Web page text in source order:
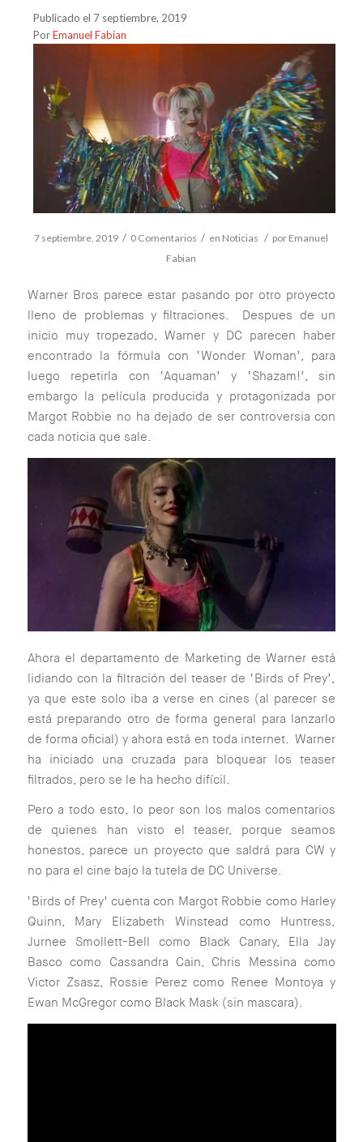
Publicado el 7 septiembre, 2019
PorEmanuel Fabian
7 septiembre, 2019 / 0 Comentarios / en Noticias / por Emanuel
Fabian
Warner Bros parece estar pasando por otro proyecto
lleno de problemas y filtraciones. Despues de un
inicio muy tropezado, Warner y DC parecen haber
encontrado la fórmula con ‘Wonder Woman’, para
luego repetirla con ‘Aquaman’ y ‘Shazam!’, sin
embargo la película producida y protagonizada por
Margot Robbie no ha dejado de ser controversia con
cada noticia que sale.
Ahora el departamento de Marketing de Warner está
lidiando con la filtración del teaser de ‘Birds of Prey’,
ya que este solo iba a verse en cines (al parecer se
está preparando otro de forma general para lanzarlo
de forma oficial) y ahora está en toda internet. Warner
ha iniciado una cruzada para bloquear los teaser
filtrados, pero se le ha hecho difícil.
Pero a todo esto, lo peor son los malos comentarios
de quienes han visto el teaser, porque seamos
honestos, parece un proyecto que saldrá para CW y
no para el cine bajo la tutela de DC Universe.
‘Birds of Prey’ cuenta con Margot Robbie como Harley
Quinn, Mary Elizabeth Winstead como Huntress,
Jurnee Smollett-Bell como Black Canary, Ella Jay
Basco como Cassandra Cain, Chris Messina como
Victor Zsasz, Rossie Perez como Renee Montoya y
Ewan McGregor como Black Mask (sin mascara).